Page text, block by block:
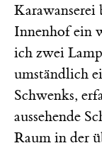
Karawanserei
Innenhof ein
ich zwei
umständlich
Schwenks,
aussehende
Raum in der